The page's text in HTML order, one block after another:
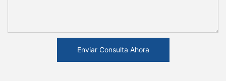
Enviar Consulta Ahora